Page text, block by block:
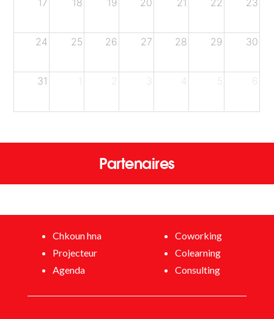
17 18 19 20 21 22 23
24 25 26 27 28 29 30
31 2 3 4 5 6
Partenaires
Chkoun hna
Projecteur
Agenda
Coworking
Colearning
Consulting